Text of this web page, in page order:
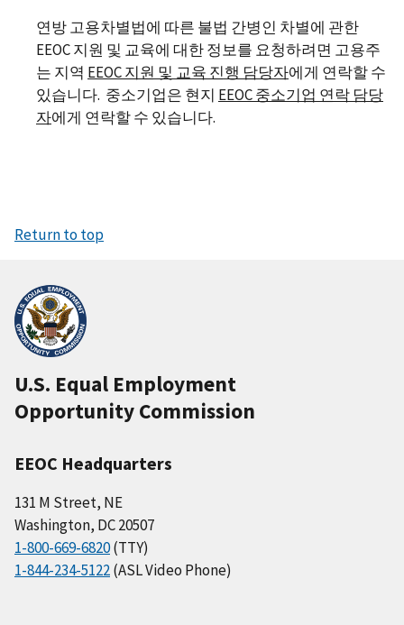
연방 고용차별법에 따른 불법 간병인 차별에 관한
EEOC 지원 및 교육에 대한 정보를 요청하려면 고용주
는 지역 EEOC지원 및 교육 진행 담당자에게 연락할 수
있습니다. 중소기업은 현지 EEOC중소기업 연락 담당
자에게 연락할 수 있습니다.
Return to top
U.S. Equal Employment
Opportunity Commission
EEOC Headquarters
131 M Street, NE
Washington, DC 20507
1-800-669-6820(TTY)
1-844-234-5122(ASL Video Phone)